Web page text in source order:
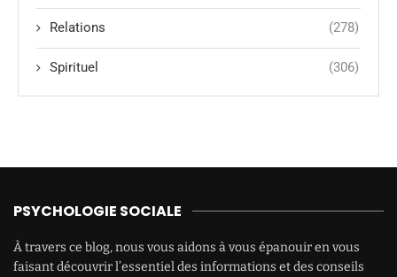
Relations (278)
Spirituel (306)
PSYCHOLOGIE SOCIALE
À travers ce blog, nous vous aidons à vous épanouir en vous
faisant découvrir l’essentiel des informations et des conseils